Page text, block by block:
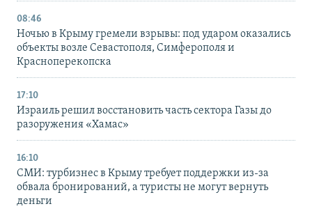
08:46
Ночью в Крыму гремели взрывы: под ударом оказались
объекты возле Севастополя, Симферополя и
Красноперекопска
17:10
Израиль решил восстановить часть сектора Газы до
разоружения «Хамас»
16:10
СМИ: турбизнес в Крыму требует поддержки из-за
обвала бронирований, а туристы не могут вернуть
деньги